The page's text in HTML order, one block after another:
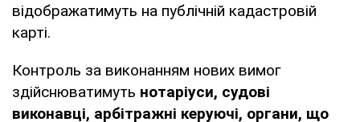
відображатимуть на публічній кадастровій
карті.
Контроль за виконанням нових вимог
здійснюватимуть нотаріуси, судові
виконавці, арбітражні керуючі, органи, що